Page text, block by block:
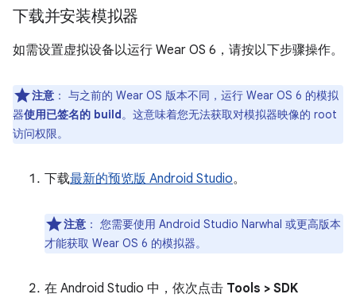
下载并安装模拟器
如需设置虚拟设备以运行 Wear OS 6，请按以下步骤操作。
注意 ： 与之前的 Wear OS 版本不同，运行 Wear OS 6 的模拟
器使用已签名的 build。这意味着您无法获取对模拟器映像的 root
访问权限。
下载最新的预览版 Android Studio。
注意 ： 您需要使用 Android Studio Narwhal 或更高版本
才能获取 Wear OS 6 的模拟器。
在 Android Studio 中，依次点击 Tools > SDK